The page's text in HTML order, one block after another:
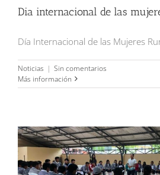
Dia internacional de las
Día Internacional de las Mujeres
Noticias | Sin comentarios
Más información